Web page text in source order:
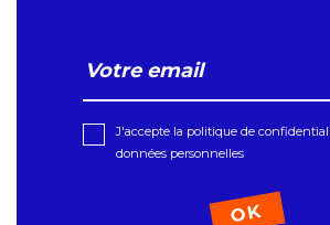
J'accepte la politique de
données personnelles